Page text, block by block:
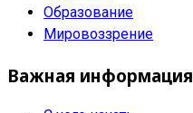
Образование
Мировоззрение
Важная информация